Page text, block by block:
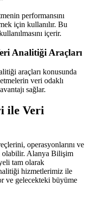
performansını
için kullanılır. Bu
içerir.
Analitiği Araçları
araçları konusunda
veri odaklı
sağlar.
ile Veri
operasyonlarını ve
olabilir. Alanya Bilişim
tam olarak
hizmetlerimiz ile
ve gelecekteki büyüme